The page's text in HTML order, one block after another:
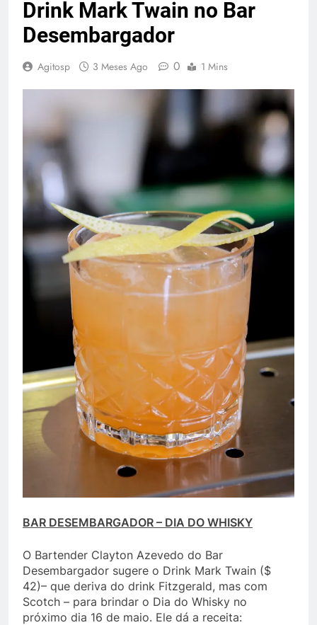
Drink Mark Twain no Bar
Desembargador
Agitosp 3 Meses Ago 0 1 Mins
BAR DESEMBARGADOR – DIA DO WHISKY
O Bartender Clayton Azevedo do Bar
Desembargador sugere o Drink Mark Twain ($
42)– que deriva do drink Fitzgerald, mas com
Scotch – para brindar o Dia do Whisky no
próximo dia 16 de maio. Ele dá a receita: